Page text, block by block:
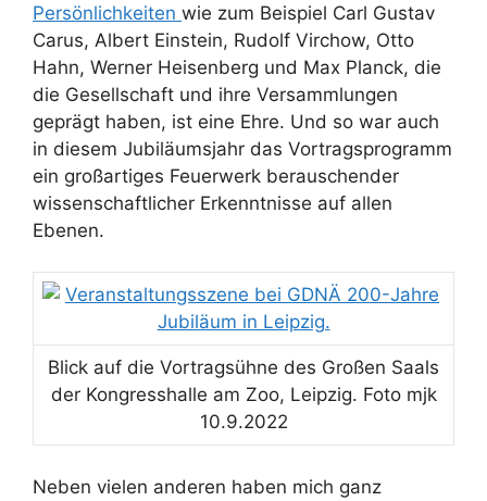
Persönlichkeiten wie zum Beispiel Carl Gustav
Carus, Albert Einstein, Rudolf Virchow, Otto
Hahn, Werner Heisenberg und Max Planck, die
die Gesellschaft und ihre Versammlungen
geprägt haben, ist eine Ehre. Und so war auch
in diesem Jubiläumsjahr das Vortragsprogramm
ein großartiges Feuerwerk berauschender
wissenschaftlicher Erkenntnisse auf allen
Ebenen.
Blick auf die Vortragsühne des Großen Saals
der Kongresshalle am Zoo, Leipzig. Foto mjk
10.9.2022
Neben vielen anderen haben mich ganz